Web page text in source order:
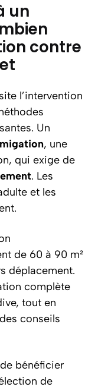
un
contre
l’intervention
Un
, une
qui exige de
. Les
et les
de 60 à 90 m²
déplacement.
complète
tout en
conseils
bénéficier
de